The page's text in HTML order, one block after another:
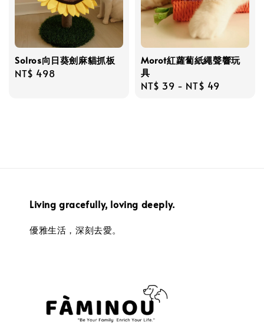
Solros向日葵劍麻貓抓板
Regular
NT$ 498
Morot紅蘿蔔紙繩聲響玩
具
Regular
NT$ 39 - NT$ 49
Living gracefully, loving deeply.
優雅生活，深刻去愛。